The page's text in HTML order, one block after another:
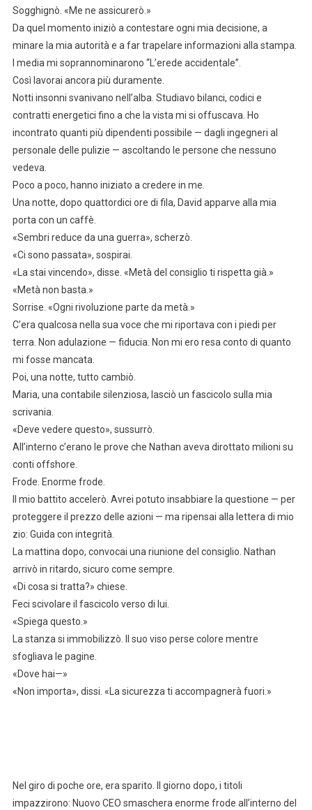
Sogghignò. «Me ne assicurerò.»
Da quel momento iniziò a contestare ogni mia decisione, a
minare la mia autorità e a far trapelare informazioni alla stampa.
I media mi soprannominarono “L’erede accidentale”.
Così lavorai ancora più duramente.
Notti insonni svanivano nell’alba. Studiavo bilanci, codici e
contratti energetici fino a che la vista mi si offuscava. Ho
incontrato quanti più dipendenti possibile — dagli ingegneri al
personale delle pulizie — ascoltando le persone che nessuno
vedeva.
Poco a poco, hanno iniziato a credere in me.
Una notte, dopo quattordici ore di fila, David apparve alla mia
porta con un caffè.
«Sembri reduce da una guerra», scherzò.
«Ci sono passata», sospirai.
«La stai vincendo», disse. «Metà del consiglio ti rispetta già.»
«Metà non basta.»
Sorrise. «Ogni rivoluzione parte da metà.»
C’era qualcosa nella sua voce che mi riportava con i piedi per
terra. Non adulazione — fiducia. Non mi ero resa conto di quanto
mi fosse mancata.
Poi, una notte, tutto cambiò.
Maria, una contabile silenziosa, lasciò un fascicolo sulla mia
scrivania.
«Deve vedere questo», sussurrò.
All’interno c’erano le prove che Nathan aveva dirottato milioni su
conti offshore.
Frode. Enorme frode.
Il mio battito accelerò. Avrei potuto insabbiare la questione — per
proteggere il prezzo delle azioni — ma ripensai alla lettera di mio
zio: Guida con integrità.
La mattina dopo, convocai una riunione del consiglio. Nathan
arrivò in ritardo, sicuro come sempre.
«Di cosa si tratta?» chiese.
Feci scivolare il fascicolo verso di lui.
«Spiega questo.»
La stanza si immobilizzò. Il suo viso perse colore mentre
sfogliava le pagine.
«Dove hai—»
«Non importa», dissi. «La sicurezza ti accompagnerà fuori.»
Nel giro di poche ore, era sparito. Il giorno dopo, i titoli
impazzirono: Nuovo CEO smaschera enorme frode all’interno del